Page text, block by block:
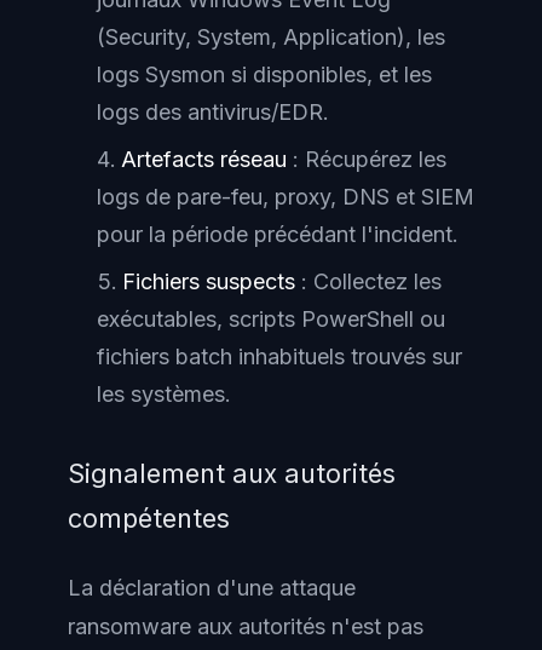
(Security, System, Application), les
logs Sysmon si disponibles, et les
logs des antivirus/EDR.
Artefacts réseau : Récupérez les
logs de pare-feu, proxy, DNS et SIEM
pour la période précédant l'incident.
Fichiers suspects : Collectez les
exécutables, scripts PowerShell ou
fichiers batch inhabituels trouvés sur
les systèmes.
Signalement aux autorités
compétentes
La déclaration d'une attaque
ransomware aux autorités n'est pas